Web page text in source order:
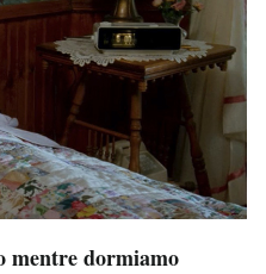
mentre dormiamo